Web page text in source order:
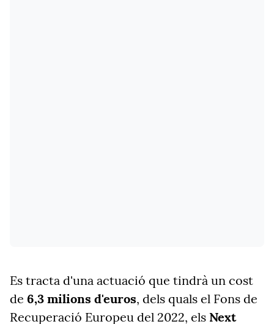
Es tracta d'una actuació que tindrà un cost
de 6,3 milions d'euros, dels quals el Fons de
Recuperació Europeu del 2022, els Next